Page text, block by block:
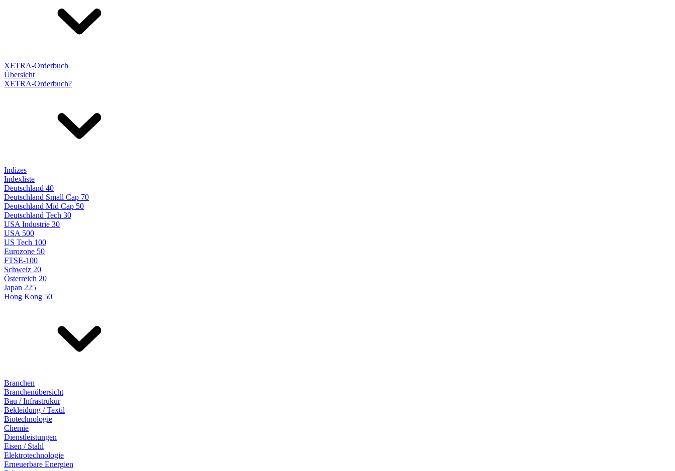
XETRA-Orderbuch
Übersicht
XETRA-Orderbuch?
Indizes
Indexliste
Deutschland 40
Deutschland Small Cap 70
Deutschland Mid Cap 50
Deutschland Tech 30
USA Industrie 30
USA 500
US Tech 100
Eurozone 50
FTSE-100
Schweiz 20
Österreich 20
Japan 225
Hong Kong 50
Branchen
Branchenübersicht
Bau / Infrastrukur
Bekleidung / Textil
Biotechnologie
Chemie
Dienstleistungen
Eisen / Stahl
Elektrotechnologie
Erneuerbare Energien